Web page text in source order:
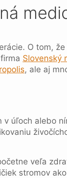
O tom, že
Slovenský
, ale aj
úľoch alebo
veľa
stromov